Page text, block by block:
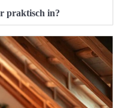
praktisch in?